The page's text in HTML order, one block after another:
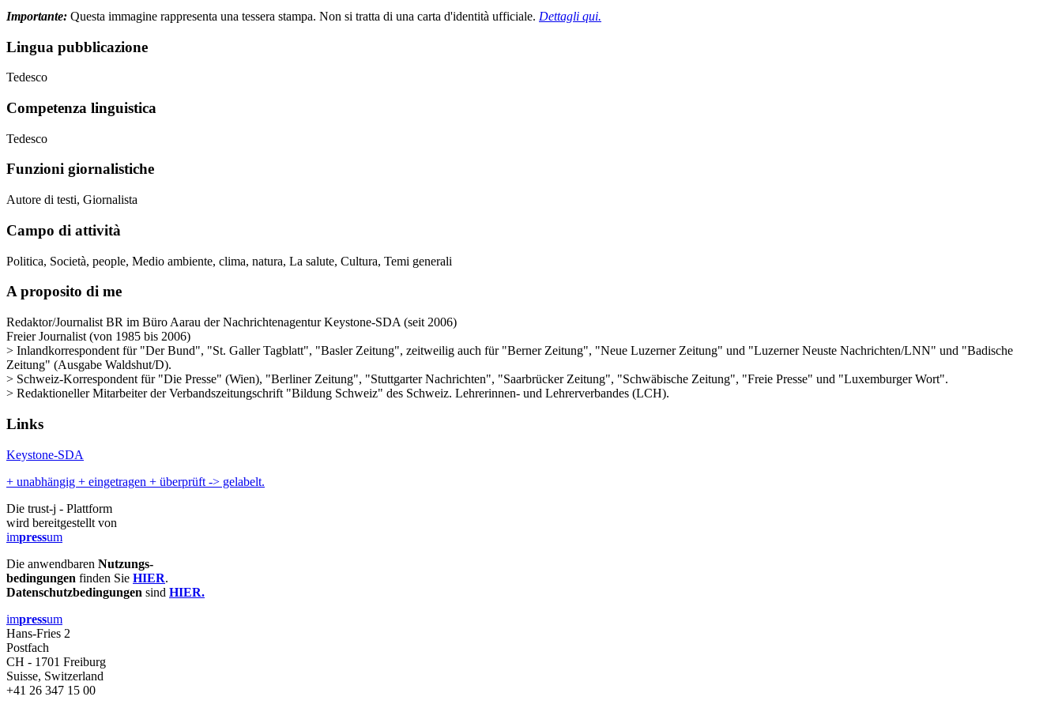
Importante: Questa immagine rappresenta una tessera stampa. Non si tratta di una carta d'identità ufficiale. Dettagli qui.
Lingua pubblicazione
Tedesco
Competenza linguistica
Tedesco
Funzioni giornalistiche
Autore di testi, Giornalista
Campo di attività
Politica, Società, people, Medio ambiente, clima, natura, La salute, Cultura, Temi generali
A proposito di me
Redaktor/Journalist BR im Büro Aarau der Nachrichtenagentur Keystone-SDA (seit 2006)
Freier Journalist (von 1985 bis 2006)
> Inlandkorrespondent für "Der Bund", "St. Galler Tagblatt", "Basler Zeitung", zeitweilig auch für "Berner Zeitung", "Neue Luzerner Zeitung" und "Luzerner Neuste Nachrichten/LNN" und "Badische
Zeitung" (Ausgabe Waldshut/D).
> Schweiz-Korrespondent für "Die Presse" (Wien), "Berliner Zeitung", "Stuttgarter Nachrichten", "Saarbrücker Zeitung", "Schwäbische Zeitung", "Freie Presse" und "Luxemburger Wort".
> Redaktioneller Mitarbeiter der Verbandszeitungschrift "Bildung Schweiz" des Schweiz. Lehrerinnen- und Lehrerverbandes (LCH).
Links
Keystone-SDA
+ unabhängig + eingetragen + überprüft -> gelabelt.
Die trust-j - Plattform
wird bereitgestellt von
impressum
Die anwendbaren Nutzungs-
bedingungen finden Sie HIER.
Datenschutzbedingungen sind HIER.
impressum
Hans-Fries 2
Postfach
CH - 1701 Freiburg
Suisse, Switzerland
+41 26 347 15 00